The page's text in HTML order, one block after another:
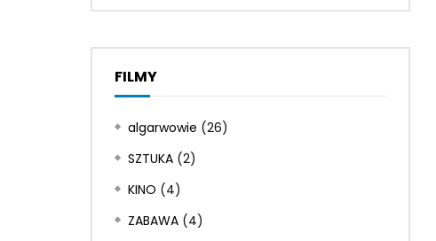
FILMY
algarwowie (26)
SZTUKA (2)
KINO (4)
ZABAWA (4)